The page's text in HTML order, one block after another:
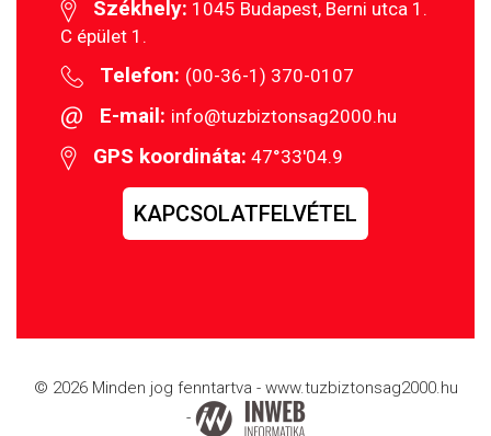
Székhely: 1045 Budapest, Berni utca 1.
C épület 1.
Telefon: (00-36-1) 370-0107
E-mail: info@tuzbiztonsag2000.hu
GPS koordináta: 47°33'04.9
KAPCSOLATFELVÉTEL
© 2026 Minden jog fenntartva - www.tuzbiztonsag2000.hu
-